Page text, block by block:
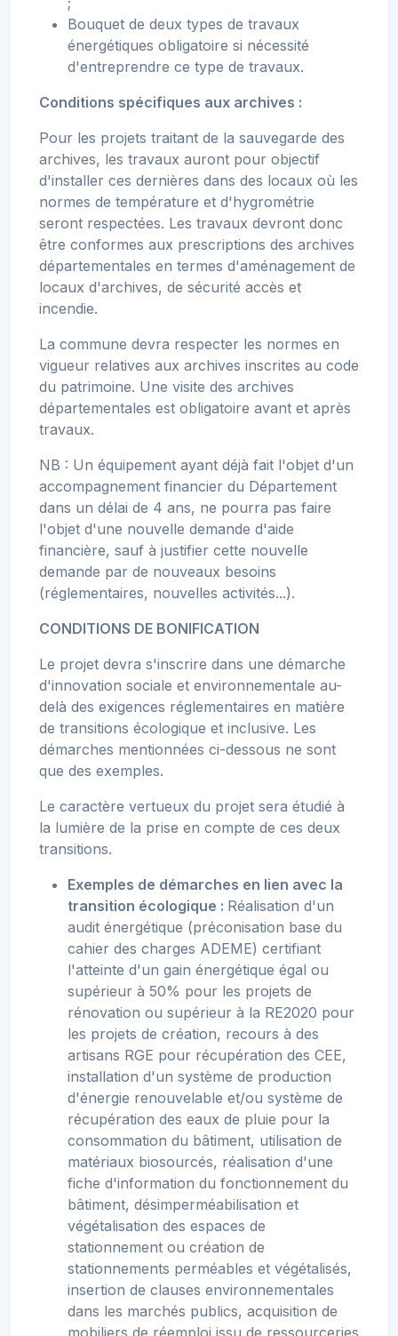
Bouquet de deux types de travaux
énergétiques obligatoire si nécessité
d'entreprendre ce type de travaux.
Conditions spécifiques aux archives :
Pour les projets traitant de la sauvegarde des
archives, les travaux auront pour objectif
d'installer ces dernières dans des locaux où les
normes de température et d'hygrométrie
seront respectées. Les travaux devront donc
être conformes aux prescriptions des archives
départementales en termes d'aménagement de
locaux d'archives, de sécurité accès et
incendie.
La commune devra respecter les normes en
vigueur relatives aux archives inscrites au code
du patrimoine. Une visite des archives
départementales est obligatoire avant et après
travaux.
NB : Un équipement ayant déjà fait l'objet d'un
accompagnement financier du Département
dans un délai de 4 ans, ne pourra pas faire
l'objet d'une nouvelle demande d'aide
financière, sauf à justifier cette nouvelle
demande par de nouveaux besoins
(réglementaires, nouvelles activités...).
CONDITIONS DE BONIFICATION
Le projet devra s'inscrire dans une démarche
d'innovation sociale et environnementale au-
delà des exigences réglementaires en matière
de transitions écologique et inclusive. Les
démarches mentionnées ci-dessous ne sont
que des exemples.
Le caractère vertueux du projet sera étudié à
la lumière de la prise en compte de ces deux
transitions.
Exemples de démarches en lien avec la
transition écologique : Réalisation d'un
audit énergétique (préconisation base du
cahier des charges ADEME) certifiant
l'atteinte d'un gain énergétique égal ou
supérieur à 50% pour les projets de
rénovation ou supérieur à la RE2020 pour
les projets de création, recours à des
artisans RGE pour récupération des CEE,
installation d'un système de production
d'énergie renouvelable et/ou système de
récupération des eaux de pluie pour la
consommation du bâtiment, utilisation de
matériaux biosourcés, réalisation d'une
fiche d'information du fonctionnement du
bâtiment, désimperméabilisation et
végétalisation des espaces de
stationnement ou création de
stationnements perméables et végétalisés,
insertion de clauses environnementales
dans les marchés publics, acquisition de